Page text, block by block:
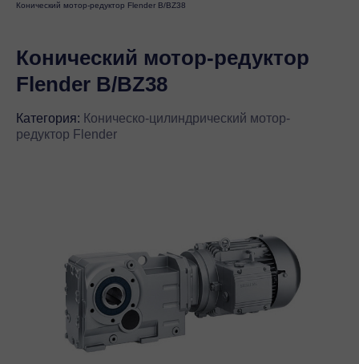
Конический мотор-редуктор Flender B/BZ38
Конический мотор-редуктор
Flender B/BZ38
Категория: Коническо-цилиндрический мотор-
редуктор Flender